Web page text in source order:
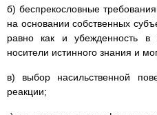
б) беспрекословные
на основании собственных
равно как и убежденность
носители истинного знания и
в) выбор насильственной
реакции;